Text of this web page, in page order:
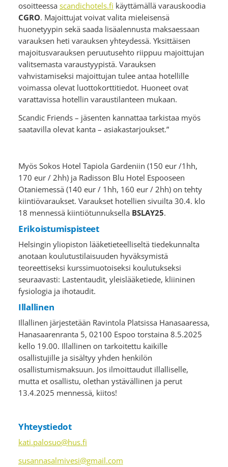
osoitteessa scandichotels.fi käyttämällä varauskoodia
CGRO. Majoittujat voivat valita mieleisensä
huonetyypin sekä saada lisäalennusta maksaessaan
varauksen heti varauksen yhteydessä. Yksittäisen
majoitusvarauksen peruutusehto riippuu majoittujan
valitsemasta varaustyypistä. Varauksen
vahvistamiseksi majoittujan tulee antaa hotellille
voimassa olevat luottokorttitiedot. Huoneet ovat
varattavissa hotellin varaustilanteen mukaan.
Scandic Friends – jäsenten kannattaa tarkistaa myös
saatavilla olevat kanta – asiakastarjoukset.”
Myös Sokos Hotel Tapiola Gardeniin (150 eur /1hh,
170 eur / 2hh) ja Radisson Blu Hotel Espooseen
Otaniemessä (140 eur / 1hh, 160 eur / 2hh) on tehty
kiintiövaraukset. Varaukset hotellien sivuilta 30.4. klo
18 mennessä kiintiötunnuksella BSLAY25.
Erikoistumispisteet
Helsingin yliopiston lääketieteelliseltä tiedekunnalta
anotaan koulutustilaisuuden hyväksymistä
teoreettiseksi kurssimuotoiseksi koulutukseksi
seuraavasti: Lastentaudit, yleislääketiede, kliininen
fysiologia ja ihotaudit.
Illallinen
Illallinen järjestetään Ravintola Platsissa Hanasaaressa,
Hanasaarenranta 5, 02100 Espoo torstaina 8.5.2025
kello 19.00. Illallinen on tarkoitettu kaikille
osallistujille ja sisältyy yhden henkilön
osallistumismaksuun. Jos ilmoittaudut illalliselle,
mutta et osallistu, olethan ystävällinen ja perut
13.4.2025 mennessä, kiitos!
Yhteystiedot
kati.palosuo@hus.fi
susannasalmivesi@gmail.com